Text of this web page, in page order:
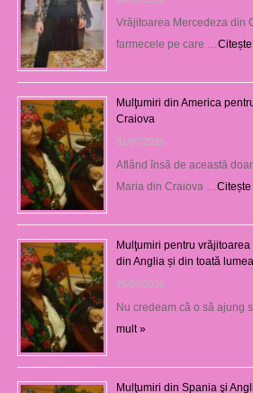
Vrăjitoarea Mercedeza din
farmecele pe care …
Mulţumiri din America
Craiova
31/07/2026
Aflând însă de această
Maria din Craiova …
Mulţumiri pentru
din Anglia și din toată lumea
29/07/2026
Nu credeam că o să ajung
mult »
Mulţumiri din Spania şi